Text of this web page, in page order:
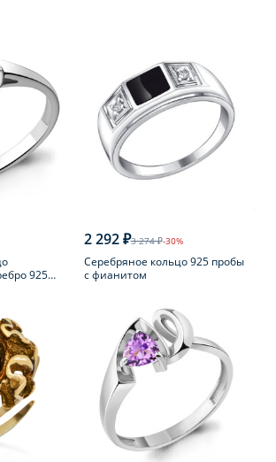
925
2 292 ₽3 274 ₽-30%
Серебряное кольцо 925 пробы
с фианитом